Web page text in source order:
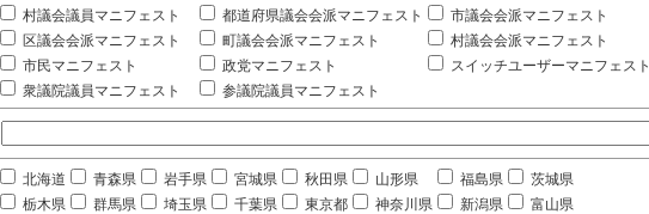
村議会議員マニフェスト
都道府県議会会派マニフェスト
市議会会派マニフェスト
区議会会派マニフェスト
町議会会派マニフェスト
村議会会派マニフェスト
市民マニフェスト
政党マニフェスト
スイッチユーザーマニフェスト
衆議院議員マニフェスト
参議院議員マニフェスト
北海道 青森県 岩手県 宮城県 秋田県 山形県 福島県
茨城県
栃木県
群馬県 埼玉県 千葉県 東京都 神奈川県 新潟県
富山県